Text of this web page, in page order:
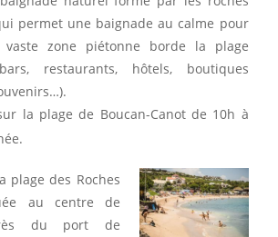
permet une baignade au calme pour
zone piétonne borde la plage
restaurants, hôtels, boutiques
la plage de Boucan-Canot de 10h à
plage des Roches
au centre de
du port de